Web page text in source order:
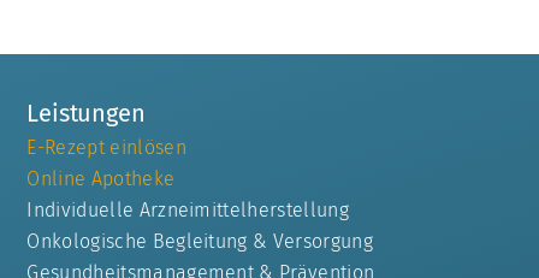
Leistungen
E-Rezept einlösen
Online Apotheke
Individuelle Arzneimittelherstellung
Onkologische Begleitung & Versorgung
Gesundheitsmanagement & Prävention